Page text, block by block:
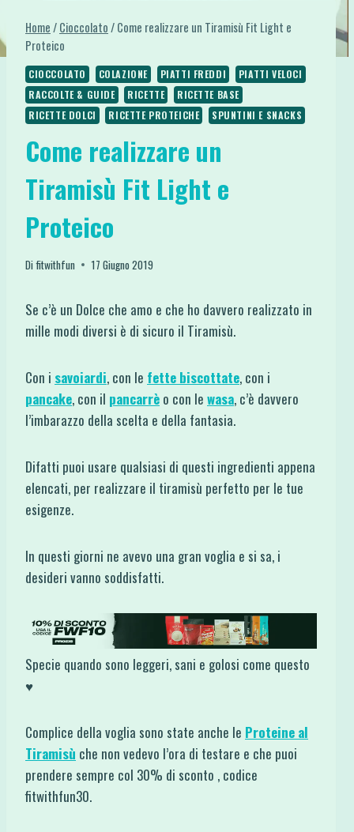
Home/Cioccolato/Come realizzare un Tiramisù Fit Light e
Proteico
CIOCCOLATO COLAZIONE PIATTI FREDDI
PIATTI VELOCI
RACCOLTE & GUIDE
RICETTE
RICETTE BASE
RICETTE DOLCI
RICETTE PROTEICHE SPUNTINI E SNACKS
Come realizzare un
Tiramisù Fit Light e
Proteico
Difitwithfun 17 Giugno 2019
Se c’è un Dolce che amo e che ho davvero realizzato in
mille modi diversi è di sicuro il Tiramisù.
Con i savoiardi, con le fette biscottate, con i
pancake, con il pancarrè o con le wasa, c’è davvero
l’imbarazzo della scelta e della fantasia.
Difatti puoi usare qualsiasi di questi ingredienti appena
elencati, per realizzare il tiramisù perfetto per le tue
esigenze.
In questi giorni ne avevo una gran voglia e si sa, i
desideri vanno soddisfatti.
Specie quando sono leggeri, sani e golosi come questo
♥
Complice della voglia sono state anche le Proteine al
Tiramisù che non vedevo l’ora di testare e che puoi
prendere sempre col 30% di sconto , codice
fitwithfun30.